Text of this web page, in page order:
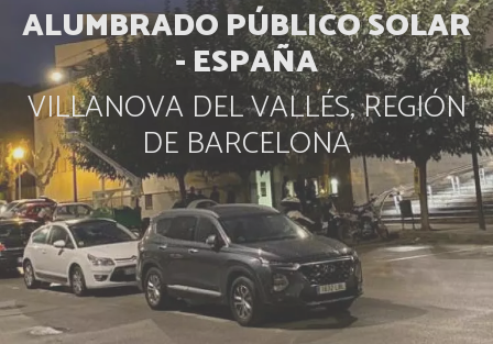
ALUMBRADO PÚBLICO SOLAR
- ESPAÑA
VILLANOVA DEL VALLÉS, REGIÓN
DE BARCELONA